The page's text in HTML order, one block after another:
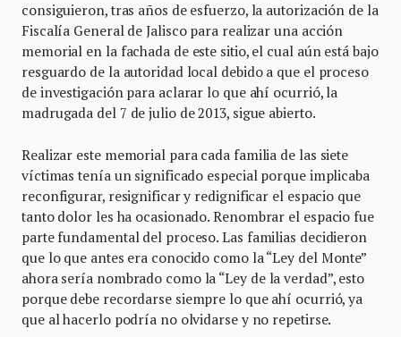
consiguieron, tras años de esfuerzo, la autorización de la
Fiscalía General de Jalisco para realizar una acción
memorial en la fachada de este sitio, el cual aún está bajo
resguardo de la autoridad local debido a que el proceso
de investigación para aclarar lo que ahí ocurrió, la
madrugada del 7 de julio de 2013, sigue abierto.
Realizar este memorial para cada familia de las siete
víctimas tenía un significado especial porque implicaba
reconfigurar, resignificar y redignificar el espacio que
tanto dolor les ha ocasionado. Renombrar el espacio fue
parte fundamental del proceso. Las familias decidieron
que lo que antes era conocido como la “Ley del Monte”
ahora sería nombrado como la “Ley de la verdad”, esto
porque debe recordarse siempre lo que ahí ocurrió, ya
que al hacerlo podría no olvidarse y no repetirse.